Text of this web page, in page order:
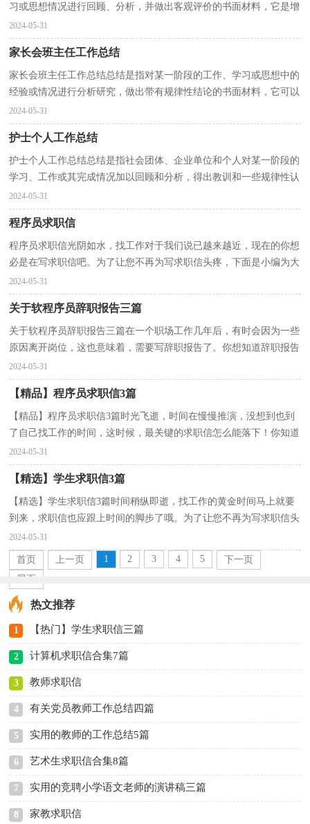
习或思想情况进行回顾、分析，并做出客观评价的书面材料，它是增
长才干的一种好办法，因此我们要做好归纳，写好总结...
2024-05-31
家长会班主任工作总结
家长会班主任工作总结总结是指对某一阶段的工作、学习或思想中的
经验或情况进行分析研究，做出带有规律性结论的书面材料，它可以
有效锻炼我们的语言组织能力，因此，让我们写一份总...
2024-05-31
护士个人工作总结
护士个人工作总结总结是指社会团体、企业单位和个人对某一阶段的
学习、工作或其完成情况加以回顾和分析，得出教训和一些规律性认
识的一种书面材料，它可以使我们更有效率，是时候...
2024-05-31
程序员求职信
程序员求职信光阴如水，找工作对于我们说已越来越近，现在的你想
必是在写求职信吧。为了让您不再为写求职信头疼，下面是小编为大
家收集的程序员求职信，欢迎大家借鉴与参考，希望对大...
2024-05-31
关于软程序员辞职报告三篇
关于软程序员辞职报告三篇在一个职场工作几年后，有时会因为一些
原因离开岗位，这也意味着，需要写辞职报告了。你想知道辞职报告
怎么写吗？下面是小编帮大家整理的软程序员辞职报告...
2024-05-31
【精品】程序员求职信3篇
【精品】程序员求职信3篇时光飞逝，时间在慢慢推演，没想到也到
了自己找工作的时间，这时候，最关键的求职信怎么能落下！你知道
写求职信需要注意哪些问题吗？下面是小编为大家收集的程...
2024-05-31
【精选】学生求职信3篇
【精选】学生求职信3篇时间稍纵即逝，找工作的黄金时间马上就要
到来，求职信也应跟上时间的脚步了哦。为了让您不再为写求职信头
疼，下面是小编帮大家整理的学生求职信3篇，仅供参考...
2024-05-31
首页 上一页 1 2 3 4 5
下一页
尾页
热文推荐
1 【热门】学生求职信三篇
2 计算机求职信合集7篇
3 教师求职信
4 有关党员教师工作总结四篇
5 实用的教师的工作总结5篇
6 艺术生求职信合集8篇
7 实用的竞聘小学语文老师的演讲稿三篇
8 家教求职信